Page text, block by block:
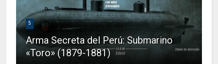
5
Arma Secreta del Perú: Submarino
«Toro» (1879-1881)